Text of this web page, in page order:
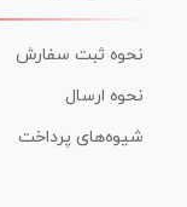
نحوه ثبت سفارش
نحوه ارسال
شیوه‌های پرداخت